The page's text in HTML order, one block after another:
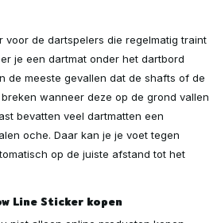
voor de dartspelers die regelmatig traint
je een dartmat onder het dartbord
de meeste gevallen dat de shafts of de
wanneer deze op de grond vallen
bevatten veel dartmatten een
oche. Daar kan je je voet tegen
op de juiste afstand tot het
Line Sticker kopen